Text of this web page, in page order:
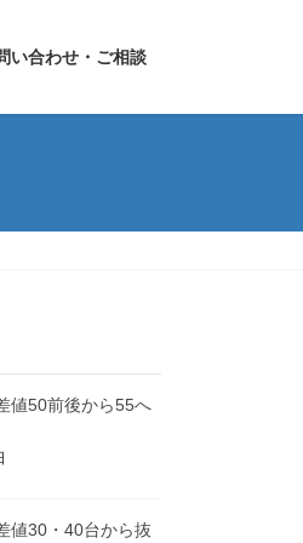
い合わせ・ご相談
50前後から55へ
30・40台から抜